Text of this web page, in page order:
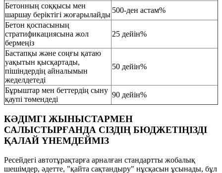
Бетонның соққысы мен
шаршау беріктігі жоғарылайды
500-ден астам%
Бетон қоспасының
стратификациясына жол
бермеңіз
25 дейін%
Бастапқы және соңғы қатаю
уақытын қысқартады,
пішіндердің айналымын
жеделдетеді
50 дейін%
Бұрыштар мен беттердің сыну
қаупі төмендеді
90 дейін%
КӘДІМГІ ЖЫНЫСТАРМЕН
САЛЫСТЫРҒАНДА СІЗДІҢ БЮДЖЕТІҢІЗДІ
ҚАЛАЙ ҮНЕМДЕЙМІЗ
Ресейдегі автотұрақтарға арналған стандартты жобалық
шешімдер, әдетте, "қайта сақтандыру" нұсқасын ұсынады, бұл